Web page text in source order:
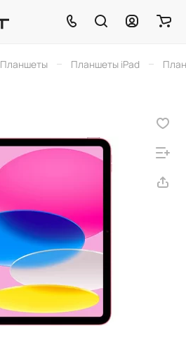
Планшеты – Планшеты iPad –